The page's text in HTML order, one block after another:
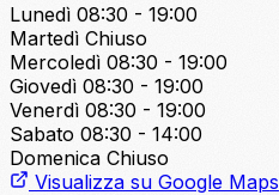
Lunedì 08:30 - 19:00
Martedì Chiuso
Mercoledì 08:30 - 19:00
Giovedì 08:30 - 19:00
Venerdì 08:30 - 19:00
Sabato 08:30 - 14:00
Domenica Chiuso
Visualizza su Google Maps